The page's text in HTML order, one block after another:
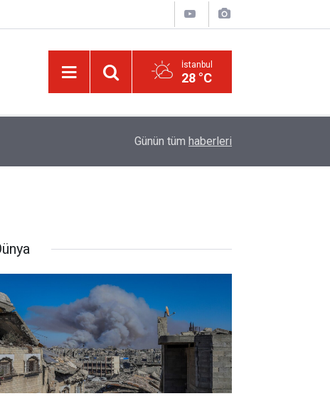
İstanbul
28 °C
Okullarında yapay zeka ile kopyaya karşı
Günün tüm haberleri